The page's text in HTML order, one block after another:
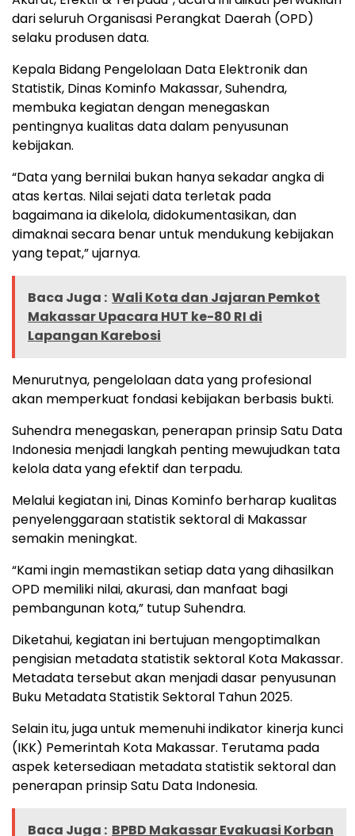
dari seluruh Organisasi Perangkat Daerah (OPD)
selaku produsen data.
Kepala Bidang Pengelolaan Data Elektronik dan
Statistik, Dinas Kominfo Makassar, Suhendra,
membuka kegiatan dengan menegaskan
pentingnya kualitas data dalam penyusunan
kebijakan.
“Data yang bernilai bukan hanya sekadar angka di
atas kertas. Nilai sejati data terletak pada
bagaimana ia dikelola, didokumentasikan, dan
dimaknai secara benar untuk mendukung kebijakan
yang tepat,” ujarnya.
Baca Juga : Wali Kota dan Jajaran Pemkot
Makassar Upacara HUT ke-80 RI di
Lapangan Karebosi
Menurutnya, pengelolaan data yang profesional
akan memperkuat fondasi kebijakan berbasis bukti.
Suhendra menegaskan, penerapan prinsip Satu Data
Indonesia menjadi langkah penting mewujudkan tata
kelola data yang efektif dan terpadu.
Melalui kegiatan ini, Dinas Kominfo berharap kualitas
penyelenggaraan statistik sektoral di Makassar
semakin meningkat.
“Kami ingin memastikan setiap data yang dihasilkan
OPD memiliki nilai, akurasi, dan manfaat bagi
pembangunan kota,” tutup Suhendra.
Diketahui, kegiatan ini bertujuan mengoptimalkan
pengisian metadata statistik sektoral Kota Makassar.
Metadata tersebut akan menjadi dasar penyusunan
Buku Metadata Statistik Sektoral Tahun 2025.
Selain itu, juga untuk memenuhi indikator kinerja kunci
(IKK) Pemerintah Kota Makassar. Terutama pada
aspek ketersediaan metadata statistik sektoral dan
penerapan prinsip Satu Data Indonesia.
Baca Juga : BPBD Makassar Evakuasi Korban